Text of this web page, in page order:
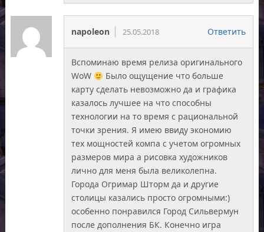
napoleon 25.05.2018 Ответить
Вспоминаю время релиза оригинального
WoW
Было ощущение что больше
карту сделать невозможно да и графика
казалось лучшее на что способны
технологии на то время с рациональной
точки зрения. Я имею ввиду экономию
тех мощностей компа с учетом огромных
размеров мира а рисовка художников
лично для меня была великолепна.
Города Огримар Шторм да и другие
столицы казались просто огромными:)
особенно понравился Город Сильвермун
после дополнения БК. Конечно игра